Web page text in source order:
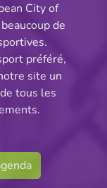
Partager
City of
de
préféré,
site un
tous les